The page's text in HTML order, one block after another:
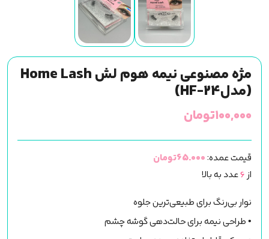
مژه مصنوعی نیمه هوم لش Home Lash
(مدلHF-24)
۱۰۰,۰۰۰تومان
قیمت عمده:65.000تومان
از6عدد به بالا
نوار بی‌رنگ برای طبیعی‌ترین جلوه
• طراحی نیمه برای حالت‌دهی گوشه چشم